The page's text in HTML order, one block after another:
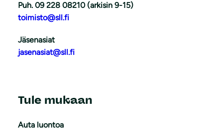
Puh. 09 228 08210 (arkisin 9-15)
toimisto@sll.fi
Jäsenasiat
jasenasiat@sll.fi
Tule mukaan
Auta luontoa